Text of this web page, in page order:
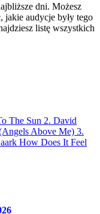
dni. Możesz
jakie audycje były tego
listę wszystkich
The Sun 2. David
Above Me) 3.
How Does It Feel